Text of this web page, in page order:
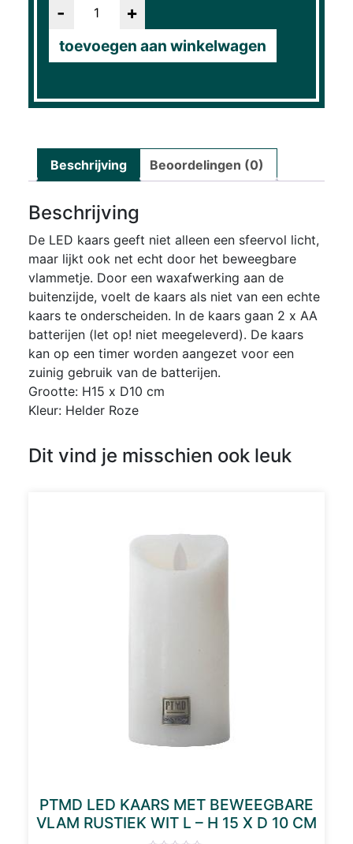
toevoegen aan winkelwagen
Beschrijving Beoordelingen (0)
Beschrijving
De LED kaars geeft niet alleen een sfeervol licht,
maar lijkt ook net echt door het beweegbare
vlammetje. Door een waxafwerking aan de
buitenzijde, voelt de kaars als niet van een echte
kaars te onderscheiden. In de kaars gaan 2 x AA
batterijen (let op! niet meegeleverd). De kaars
kan op een timer worden aangezet voor een
zuinig gebruik van de batterijen.
Grootte: H15 x D10 cm
Kleur: Helder Roze
Dit vind je misschien ook leuk
PTMD LED KAARS MET BEWEEGBARE
VLAM RUSTIEK WIT L – H 15 X D 10 CM